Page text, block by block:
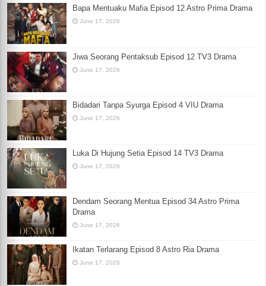
Bapa Mentuaku Mafia Episod 12 Astro Prima Drama
June 17, 2026
Jiwa Seorang Pentaksub Episod 12 TV3 Drama
June 17, 2026
Bidadari Tanpa Syurga Episod 4 VIU Drama
June 17, 2026
Luka Di Hujung Setia Episod 14 TV3 Drama
June 17, 2026
Dendam Seorang Mentua Episod 34 Astro Prima
Drama
June 17, 2026
Ikatan Terlarang Episod 8 Astro Ria Drama
June 17, 2026